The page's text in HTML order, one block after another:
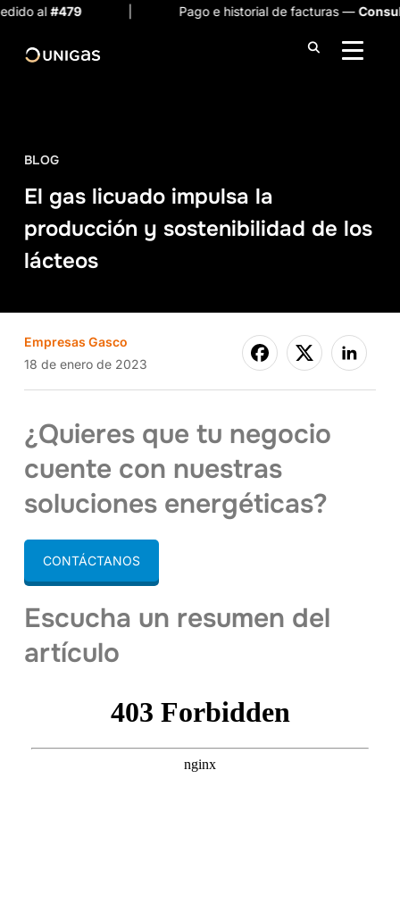
| Pago e historial de facturas —Consulta aquí
BLOG
El gas licuado impulsa la
producción y sostenibilidad de los
lácteos
Empresas Gasco
18 de enero de 2023
¿Quieres que tu negocio
cuente con nuestras
soluciones energéticas?
CONTÁCTANOS
Escucha un resumen del
artículo